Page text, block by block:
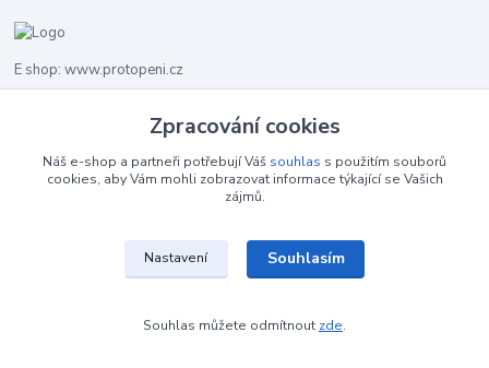
E shop: www.protopeni.cz
+420 483 710 226
info@protopeni.cz
Zpracování cookies
Náš e-shop a partneři potřebují Váš souhlas s použitím souborů
cookies, aby Vám mohli zobrazovat informace týkající se Vašich
zájmů.
Nastavení Souhlasím
Souhlas můžete odmítnout zde.